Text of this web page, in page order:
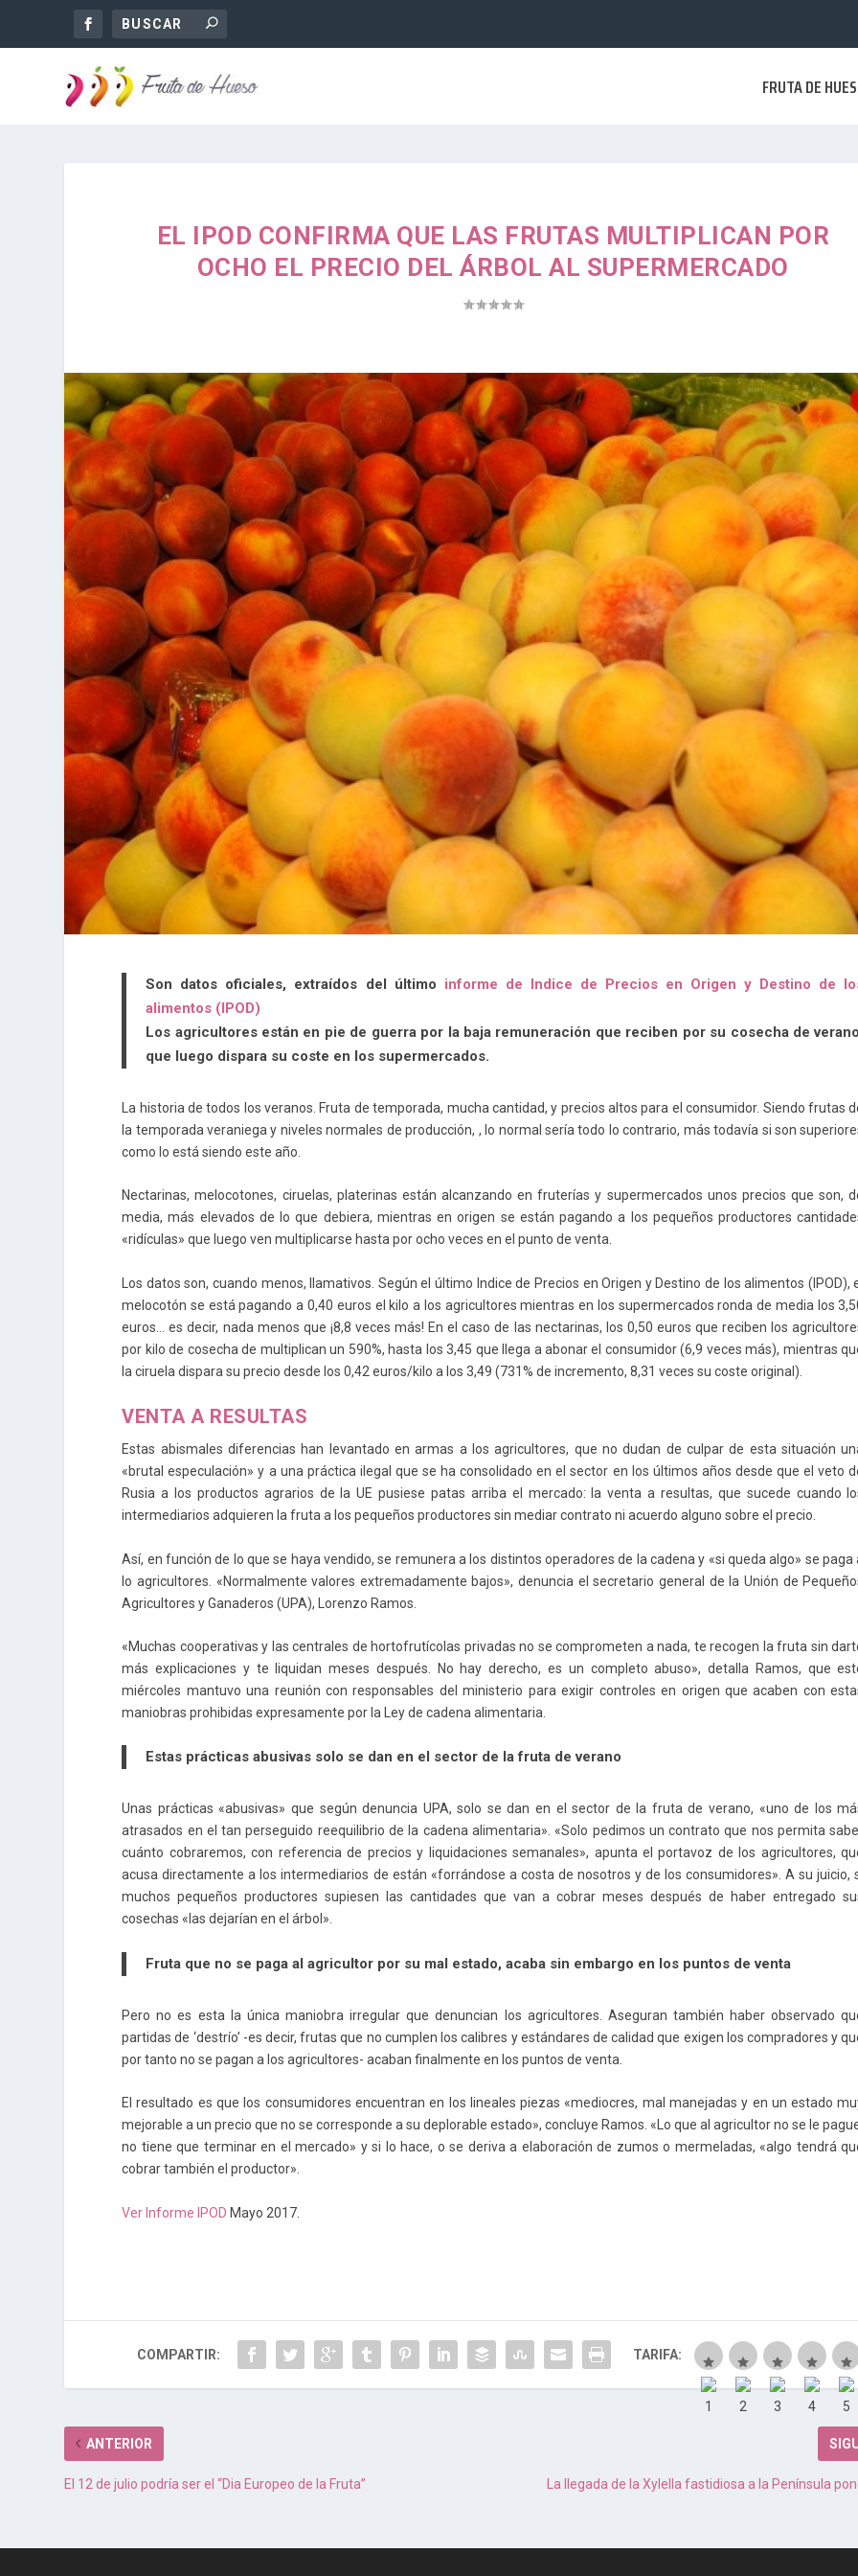
FRUTA DE
EL IPOD CONFIRMA QUE LAS FRUTAS MULTIPLICAN POR
OCHO EL PRECIO DEL ÁRBOL AL SUPERMERCADO
Son datos oficiales, extraídos del último informe de Indice de Precios en Origen y Destino de
alimentos (IPOD)
Los agricultores están en pie de guerra por la baja remuneración que reciben por su cosecha de
que luego dispara su coste en los supermercados.
La historia de todos los veranos. Fruta de temporada, mucha cantidad, y precios altos para el consumidor. Siendo frutas
la temporada veraniega y niveles normales de producción, , lo normal sería todo lo contrario, más todavía si son
como lo está siendo este año.
Nectarinas, melocotones, ciruelas, platerinas están alcanzando en fruterías y supermercados unos precios que son,
media, más elevados de lo que debiera, mientras en origen se están pagando a los pequeños productores
«ridículas» que luego ven multiplicarse hasta por ocho veces en el punto de venta.
Los datos son, cuando menos, llamativos. Según el último Indice de Precios en Origen y Destino de los alimentos (IPOD),
melocotón se está pagando a 0,40 euros el kilo a los agricultores mientras en los supermercados ronda de media los
euros… es decir, nada menos que ¡8,8 veces más! En el caso de las nectarinas, los 0,50 euros que reciben los
por kilo de cosecha de multiplican un 590%, hasta los 3,45 que llega a abonar el consumidor (6,9 veces más), mientras
la ciruela dispara su precio desde los 0,42 euros/kilo a los 3,49 (731% de incremento, 8,31 veces su coste original).
VENTA A RESULTAS
Estas abismales diferencias han levantado en armas a los agricultores, que no dudan de culpar de esta situación
«brutal especulación» y a una práctica ilegal que se ha consolidado en el sector en los últimos años desde que el veto
Rusia a los productos agrarios de la UE pusiese patas arriba el mercado: la venta a resultas, que sucede cuando
intermediarios adquieren la fruta a los pequeños productores sin mediar contrato ni acuerdo alguno sobre el precio.
Así, en función de lo que se haya vendido, se remunera a los distintos operadores de la cadena y «si queda algo» se paga
lo agricultores. «Normalmente valores extremadamente bajos», denuncia el secretario general de la Unión de
Agricultores y Ganaderos (UPA), Lorenzo Ramos.
«Muchas cooperativas y las centrales de hortofrutícolas privadas no se comprometen a nada, te recogen la fruta sin
más explicaciones y te liquidan meses después. No hay derecho, es un completo abuso», detalla Ramos, que
miércoles mantuvo una reunión con responsables del ministerio para exigir controles en origen que acaben con
maniobras prohibidas expresamente por la Ley de cadena alimentaria.
Estas prácticas abusivas solo se dan en el sector de la fruta de verano
Unas prácticas «abusivas» que según denuncia UPA, solo se dan en el sector de la fruta de verano, «uno de los
atrasados en el tan perseguido reequilibrio de la cadena alimentaria». «Solo pedimos un contrato que nos permita
cuánto cobraremos, con referencia de precios y liquidaciones semanales», apunta el portavoz de los agricultores,
acusa directamente a los intermediarios de están «forrándose a costa de nosotros y de los consumidores». A su juicio,
muchos pequeños productores supiesen las cantidades que van a cobrar meses después de haber entregado
cosechas «las dejarían en el árbol».
Fruta que no se paga al agricultor por su mal estado, acaba sin embargo en los puntos de venta
Pero no es esta la única maniobra irregular que denuncian los agricultores. Aseguran también haber observado
partidas de ‘destrío’ -es decir, frutas que no cumplen los calibres y estándares de calidad que exigen los compradores y
por tanto no se pagan a los agricultores- acaban finalmente en los puntos de venta.
El resultado es que los consumidores encuentran en los lineales piezas «mediocres, mal manejadas y en un estado
mejorable a un precio que no se corresponde a su deplorable estado», concluye Ramos. «Lo que al agricultor no se le
no tiene que terminar en el mercado» y si lo hace, o se deriva a elaboración de zumos o mermeladas, «algo tendrá
cobrar también el productor».
Ver Informe IPOD Mayo 2017.
COMPARTIR: TARIFA:
ANTERIOR
El 12 de julio podría ser el “Dia Europeo de la Fruta”
La llegada de la Xylella fastidiosa a la Península